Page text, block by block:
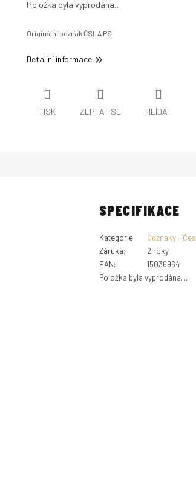
Položka byla vyprodána…
Originální odznak ČSLA PS.
Detailní informace
TISK ZEPTAT SE HLÍDAT
SPECIFIKACE
Kategorie:
Odznaky -
Záruka:
2 roky
EAN:
15036964
Položka byla vyprodána…